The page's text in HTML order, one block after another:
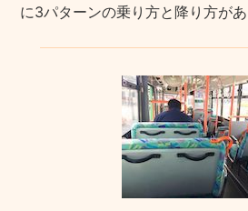
に3パターンの乗り方と降り方があ